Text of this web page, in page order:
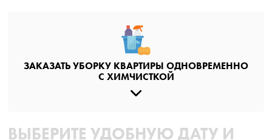
ЗАКАЗАТЬ УБОРКУ КВАРТИРЫ ОДНОВРЕМЕННО
С ХИМЧИСТКОЙ
ВЫБЕРИТЕ УДОБНУЮ ДАТУ И